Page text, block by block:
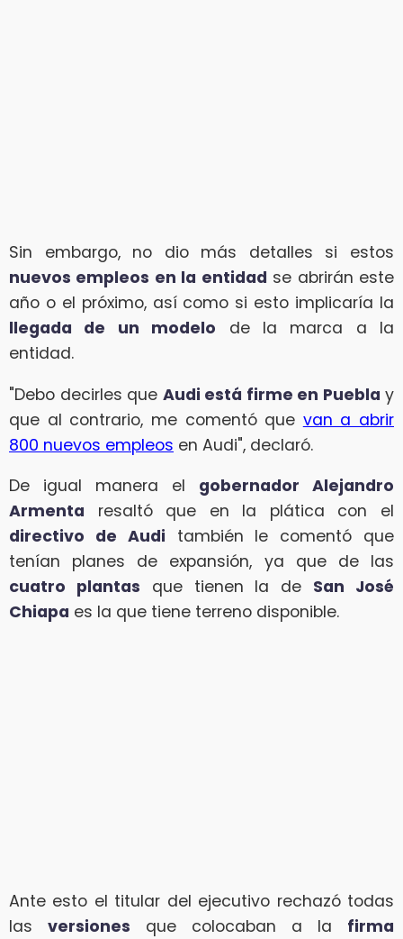
Sin embargo, no dio más detalles si estos
nuevos empleos en la entidad se abrirán este
año o el próximo, así como si esto implicaría la
llegada de un modelo de la marca a la
entidad.
"Debo decirles que Audi está firme en Puebla y
que al contrario, me comentó que van a abrir
800 nuevos empleos en Audi", declaró.
De igual manera el gobernador Alejandro
Armenta resaltó que en la plática con el
directivo de Audi también le comentó que
tenían planes de expansión, ya que de las
cuatro plantas que tienen la de San José
Chiapa es la que tiene terreno disponible.
Ante esto el titular del ejecutivo rechazó todas
las versiones que colocaban a la firma